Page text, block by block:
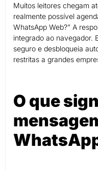
Muitos leitores chegam
realmente possível
WhatsApp Web?” A
integrado ao navegador.
seguro e desbloqueia
restritas a grandes
O que